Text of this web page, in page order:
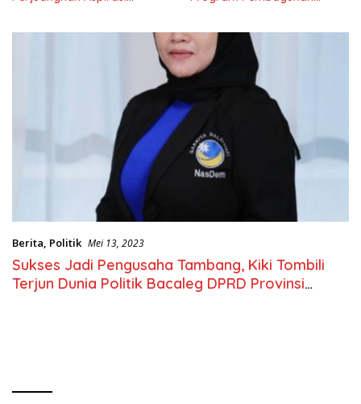
Berita, Politik Mei 13, 2023
Sukses Jadi Pengusaha Tambang, Kiki Tombili
Terjun Dunia Politik Bacaleg DPRD Provinsi